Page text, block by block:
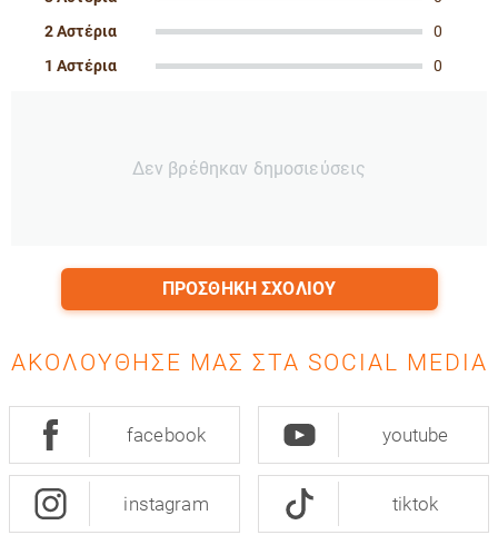
2 Αστέρια
0
1 Αστέρια
0
Δεν βρέθηκαν δημοσιεύσεις
ΠΡΟΣΘΉΚΗ ΣΧΟΛΊΟΥ
ΑΚΟΛΟΎΘΗΣΈ ΜΑΣ ΣΤΑ SOCIAL MEDIA
facebook youtube
instagram tiktok